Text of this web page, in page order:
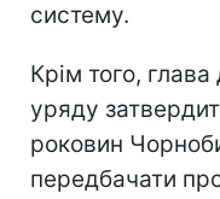
систему.
Крім того,
уряду
роковин
передбачати